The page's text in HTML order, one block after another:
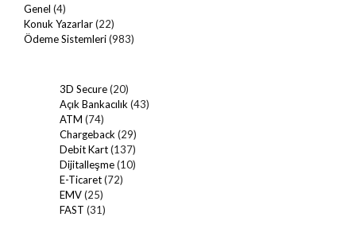
Genel (4)
Konuk Yazarlar(22)
Ödeme Sistemleri(983)
3D Secure(20)
Açık Bankacılık(43)
ATM (74)
Chargeback(29)
Debit Kart(137)
Dijitalleşme(10)
E-Ticaret(72)
EMV(25)
FAST (31)